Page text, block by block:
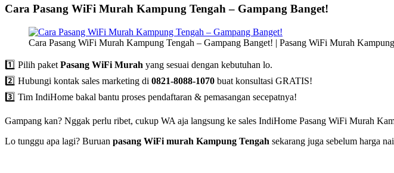
Cara Pasang WiFi Murah Kampung Tengah – Gampang Banget!
Cara Pasang WiFi Murah Kampung Tengah – Gampang Banget! | Pasang WiFi Murah
1️⃣ Pilih paket Pasang WiFi Murah yang sesuai dengan kebutuhan lo.
2️⃣ Hubungi kontak sales marketing di 0821-8088-1070 buat konsultasi GRATIS!
3️⃣ Tim IndiHome bakal bantu proses pendaftaran & pemasangan secepatnya!
Gampang kan? Nggak perlu ribet, cukup WA aja langsung ke sales IndiHome Pasang WiFi Murah
Lo tunggu apa lagi? Buruan pasang WiFi murah Kampung Tengah sekarang juga sebelum harga